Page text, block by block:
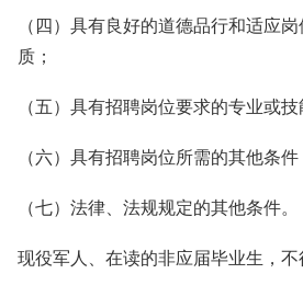
（四）具有良好的道德品行和适应
质；
（五）具有招聘岗位要求的专业或技
（六）具有招聘岗位所需的其他条件
（七）法律、法规规定的其他条件。
现役军人、在读的非应届毕业生，不